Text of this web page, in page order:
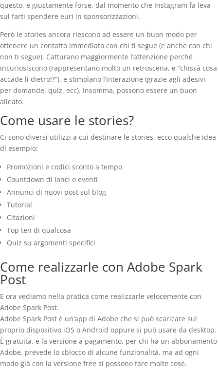
questo, e giustamente forse, dal momento che Instagram fa leva
sul farti spendere euri in sponsorizzazioni.
Però le stories ancora riescono ad essere un buon modo per
ottenere un contatto immediato con chi ti segue (e anche con chi
non ti segue). Catturano maggiormente l’attenzione perché
incuriosiscono (rappresentano molto un retroscena, e “chissà cosa
accade lì dietro!?”), e stimolano l’interazione (grazie agli adesivi
per domande, quiz, ecc). Insomma, possono essere un buon
alleato.
Come usare le stories?
Ci sono diversi utilizzi a cui destinare le stories, ecco qualche idea
di esempio:
Promozioni e codici sconto a tempo
Countdown di lanci o eventi
Annunci di nuovi post sul blog
Tutorial
Citazioni
Top ten di qualcosa
Quiz su argomenti specifici
Come realizzarle con Adobe Spark
Post
E ora vediamo nella pratica come realizzarle velocemente con
Adobe Spark Post.
Adobe Spark Post è un’app di Adobe che si può scaricare sul
proprio dispositivo iOS o Android oppure si può usare da desktop.
È gratuita, e la versione a pagamento, per chi ha un abbonamento
Adobe, prevede lo sblocco di alcune funzionalità, ma ad ogni
modo già con la versione free si possono fare molte cose.